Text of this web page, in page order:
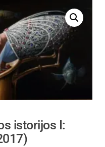
istorijos I: